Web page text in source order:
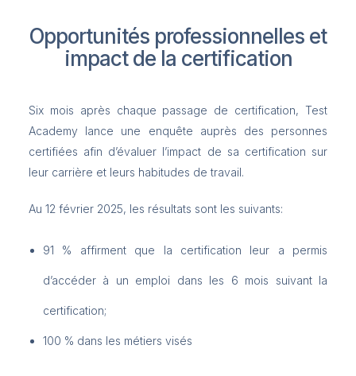
Opportunités professionnelles et
impact de la certification
Six mois après chaque passage de certification, Test
Academy lance une enquête auprès des personnes
certifiées afin d’évaluer l’impact de sa certification sur
leur carrière et leurs habitudes de travail.
Au 12 février 2025, les résultats sont les suivants:
91 % affirment que la certification leur a permis
d’accéder à un emploi dans les 6 mois suivant la
certification;
100 % dans les métiers visés